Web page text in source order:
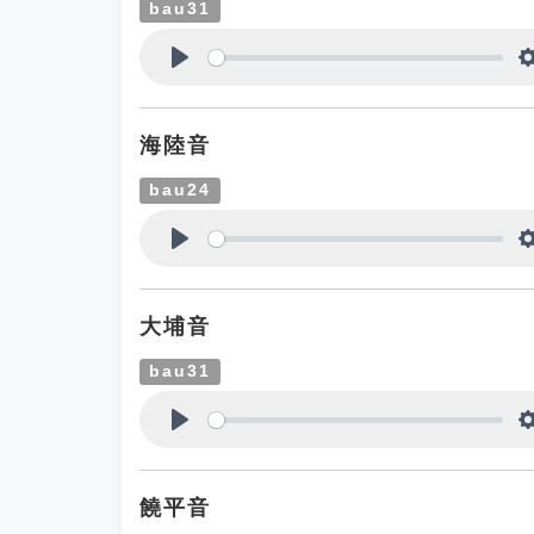
bau31
海陸音
bau24
大埔音
bau31
饒平音